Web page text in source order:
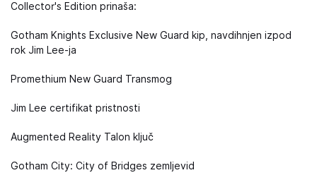
Collector's Edition prinaša:
Gotham Knights Exclusive New Guard kip, navdihnjen izpod
rok Jim Lee-ja
Promethium New Guard Transmog
Jim Lee certifikat pristnosti
Augmented Reality Talon ključ
Gotham City: City of Bridges zemljevid